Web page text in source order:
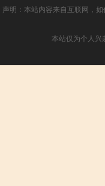
声明：本站内容来自互联网，
本站仅为个人兴